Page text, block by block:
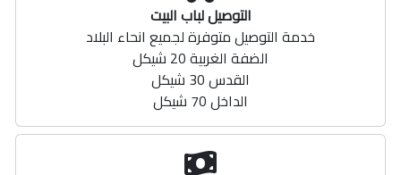
التوصيل لباب البيت
خدمة التوصيل متوفرة لجميع انحاء البلاد
الضفة الغربية 20 شيكل
القدس 30 شيكل
الداخل 70 شيكل